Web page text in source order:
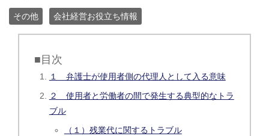
その他 会社経営お役立ち情報
■目次
１ 弁護士が使用者側の代理人として入る意味
２ 使用者と労働者の間で発生する典型的なトラ
ブル
（１）残業代に関するトラブル